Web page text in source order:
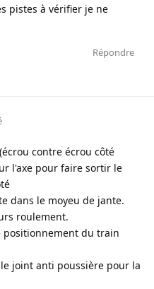
pistes à vérifier je ne
Répondre
contre écrou côté
l'axe pour faire sortir le
dans le moyeu de jante.
roulement.
positionnement du train
joint anti poussière pour la